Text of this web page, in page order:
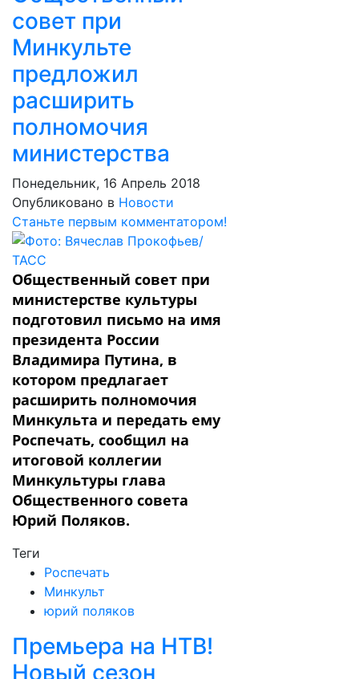
совет при
Минкульте
предложил
расширить
полномочия
министерства
Понедельник, 16 Апрель 2018
Опубликовано в Новости
Станьте первым комментатором!
Общественный совет при
министерстве культуры
подготовил письмо на имя
президента России
Владимира Путина, в
котором предлагает
расширить полномочия
Минкульта и передать ему
Роспечать, сообщил на
итоговой коллегии
Минкультуры глава
Общественного совета
Юрий Поляков.
Теги
Роспечать
Минкульт
юрий поляков
Премьера на НТВ!
Новый сезон